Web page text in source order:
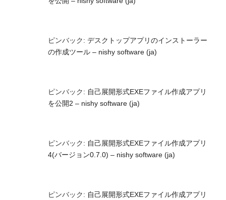
ピンバック: デスクトップアプリのインストーラー
の作成ツール – nishy software (ja)
ピンバック: 自己展開形式EXEファイル作成アプリ
を公開2 – nishy software (ja)
ピンバック: 自己展開形式EXEファイル作成アプリ
4(バージョン0.7.0) – nishy software (ja)
ピンバック: 自己展開形式EXEファイル作成アプリ